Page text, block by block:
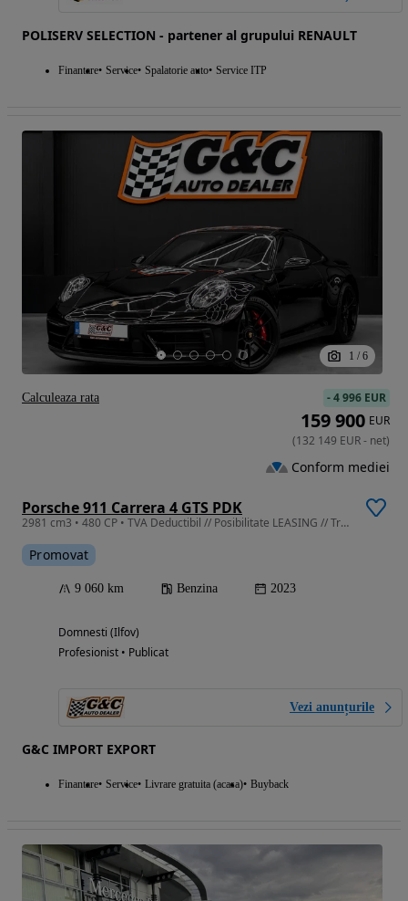
POLISERV SELECTION - partener al grupului RENAULT
Finantare Service Spalatorie auto Service ITP
1 / 6
Porsche 911 Carrera 4 GTS PDK
2981 cm3 • 480 CP • TVA Deductibil // Posibilitate LEASING // Trapa Electrica // BOSE
Promovat
9 060 km Benzina 2023
Domnesti (Ilfov)
Profesionist • Publicat
Vezi anunțurile
G&C IMPORT EXPORT
Finantare Service Livrare gratuita (acasa) Buyback
-4 996 EUR
159 900 EUR
(132 149 EUR- net)
Conform mediei
Calculeaza rata